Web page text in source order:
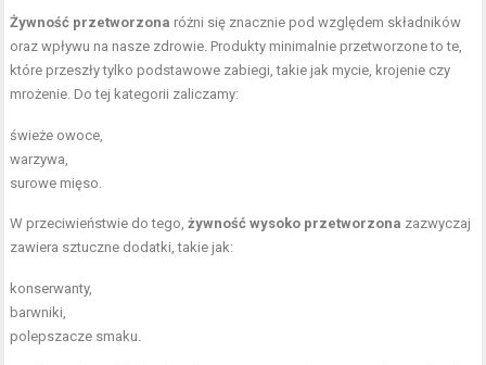
Żywność przetworzona różni się znacznie pod względem składników
oraz wpływu na nasze zdrowie. Produkty minimalnie przetworzone to te,
które przeszły tylko podstawowe zabiegi, takie jak mycie, krojenie czy
mrożenie. Do tej kategorii zaliczamy:
świeże owoce,
warzywa,
surowe mięso.
W przeciwieństwie do tego,żywność wysoko przetworzona zazwyczaj
zawiera sztuczne dodatki, takie jak:
konserwanty,
barwniki,
polepszacze smaku.